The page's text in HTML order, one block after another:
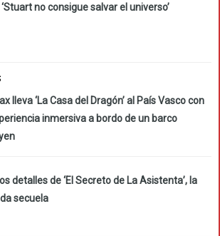
no consigue salvar el universo’
lleva ‘La Casa del Dragón’ al País Vasco con
inmersiva a bordo de un barco
detalles de ‘El Secreto de La Asistenta’, la
secuela